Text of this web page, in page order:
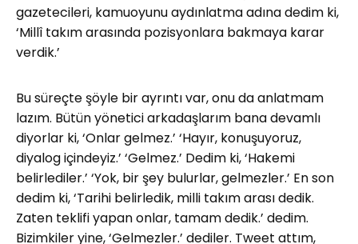
gazetecileri, kamuoyunu aydınlatma adına dedim ki,
‘Millî takım arasında pozisyonlara bakmaya karar
verdik.’
Bu süreçte şöyle bir ayrıntı var, onu da anlatmam
lazım. Bütün yönetici arkadaşlarım bana devamlı
diyorlar ki, ‘Onlar gelmez.’ ‘Hayır, konuşuyoruz,
diyalog içindeyiz.’ ‘Gelmez.’ Dedim ki, ‘Hakemi
belirlediler.’ ‘Yok, bir şey bulurlar, gelmezler.’ En son
dedim ki, ‘Tarihi belirledik, milli takım arası dedik.
Zaten teklifi yapan onlar, tamam dedik.’ dedim.
Bizimkiler yine, ‘Gelmezler.’ dediler. Tweet attım,